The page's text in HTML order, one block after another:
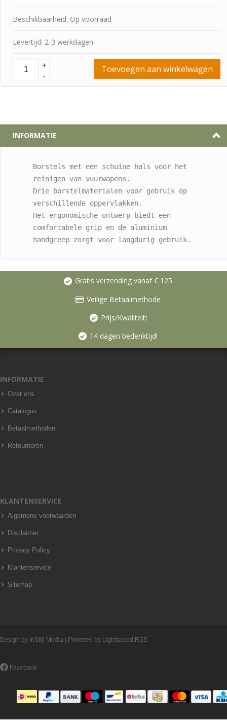
Beschikbaarheid: Op voorraad
Levertijd: 2-3 werkdagen
+
-
Toevoegen aan winkelwagen
INFORMATIE
Borstels met een schuine hals voor het
reinigen van vuurwapens.
Drie borstelmaterialen voor gebruik op
verschillende oppervlakken.
Het ergonomische ontwerp biedt een
comfortabele grip en de aluminium
handgreep zorgt voor langdurig gebruik.
Gratis verzending vanaf € 125
Veilige Betaalmethode
Prijs/Kwaliteit!
14 dagen bedenktijd!
INFORMATIE
Over ons
Catalogus
Betaalmethoden
Retourneren
KLANTENSERVICE
Algemene voorwaarden
Disclaimer
Privacy Policy
Klantenservice
Sitemap
Design by InStijl Media | Powered by Lightspeed RSS
Facebook